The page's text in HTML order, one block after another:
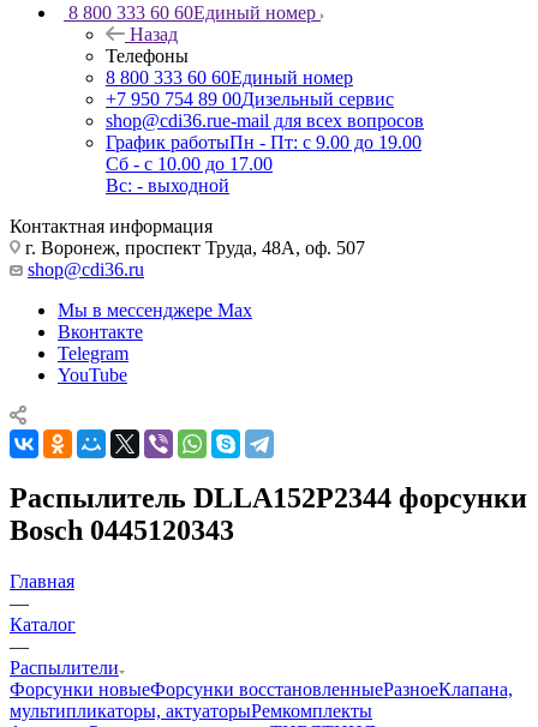
8 800 333 60 60Единый номер
Назад
Телефоны
8 800 333 60 60Единый номер
+7 950 754 89 00Дизельный сервис
shop@cdi36.rue-mail для всех вопросов
График работыПн - Пт: с 9.00 до 19.00
Сб - с 10.00 до 17.00
Вс: - выходной
Контактная информация
г. Воронеж, проспект Труда, 48А, оф. 507
shop@cdi36.ru
Мы в мессенджере Max
Вконтакте
Telegram
YouTube
Распылитель DLLA152P2344 форсунки
Bosch 0445120343
Главная
—
Каталог
—
Распылители
Форсунки новыеФорсунки восстановленныеРазноеКлапана,
мультипликаторы, актуаторыРемкомплекты